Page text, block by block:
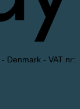
- Denmark - VAT nr: